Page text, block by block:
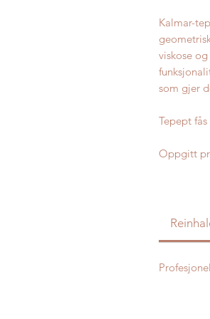
Kalmar-
viskose
som gjer
Tepept
Oppgitt